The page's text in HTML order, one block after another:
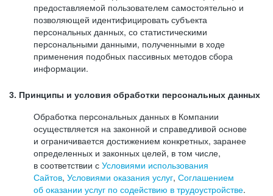
предоставляемой пользователем самостоятельно и
позволяющей идентифицировать субъекта
персональных данных, со статистическими
персональными данными, полученными в ходе
применения подобных пассивных методов сбора
информации.
3. Принципы и условия обработки персональных данных
Обработка персональных данных в Компании
осуществляется на законной и справедливой основе
и ограничивается достижением конкретных, заранее
определенных и законных целей, в том числе,
в соответствии с Условиями использования
Сайтов, Условиями оказания услуг, Соглашением
об оказании услуг по содействию в трудоустройстве.